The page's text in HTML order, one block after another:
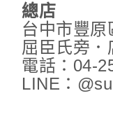
總店
台中市豐原
屈臣氏旁．
電話：04-
LINE：